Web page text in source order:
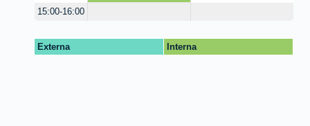
15:00-16:00
Externa Interna